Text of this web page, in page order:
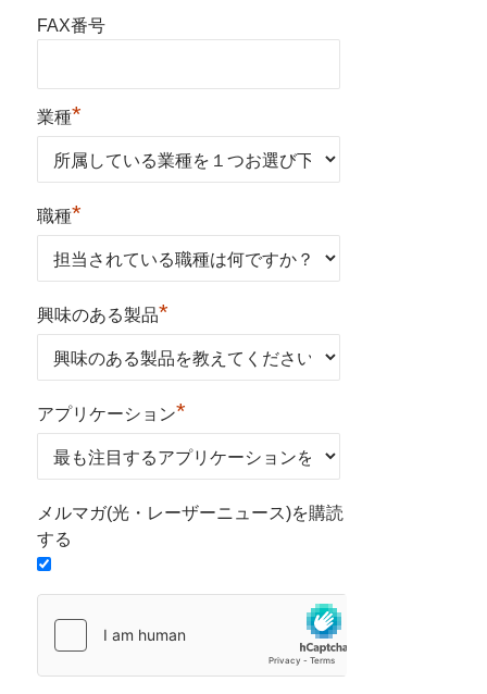
FAX番号
業種*
職種*
興味のある製品*
アプリケーション*
メルマガ(光・レーザーニュース)を購読
する